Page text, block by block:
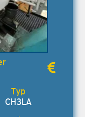
CH3LA